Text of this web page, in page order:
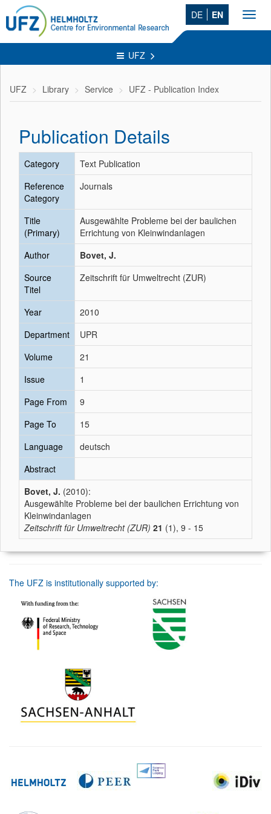
DE EN
UFZ
UFZ Library Service UFZ - Publication Index
Publication Details
Category
Text Publication
Reference
Category
Journals
Title
(Primary)
Ausgewählte Probleme bei der baulichen
Errichtung von Kleinwindanlagen
Author
Bovet, J.
Source
Titel
Zeitschrift für Umweltrecht (ZUR)
Year
2010
Department
UPR
Volume
21
Issue
1
Page From
9
Page To
15
Language
deutsch
Abstract
Bovet, J. (2010):
Ausgewählte Probleme bei der baulichen Errichtung von
Kleinwindanlagen
Zeitschrift für Umweltrecht (ZUR) 21 (1), 9 - 15
The UFZ is institutionally supported by: